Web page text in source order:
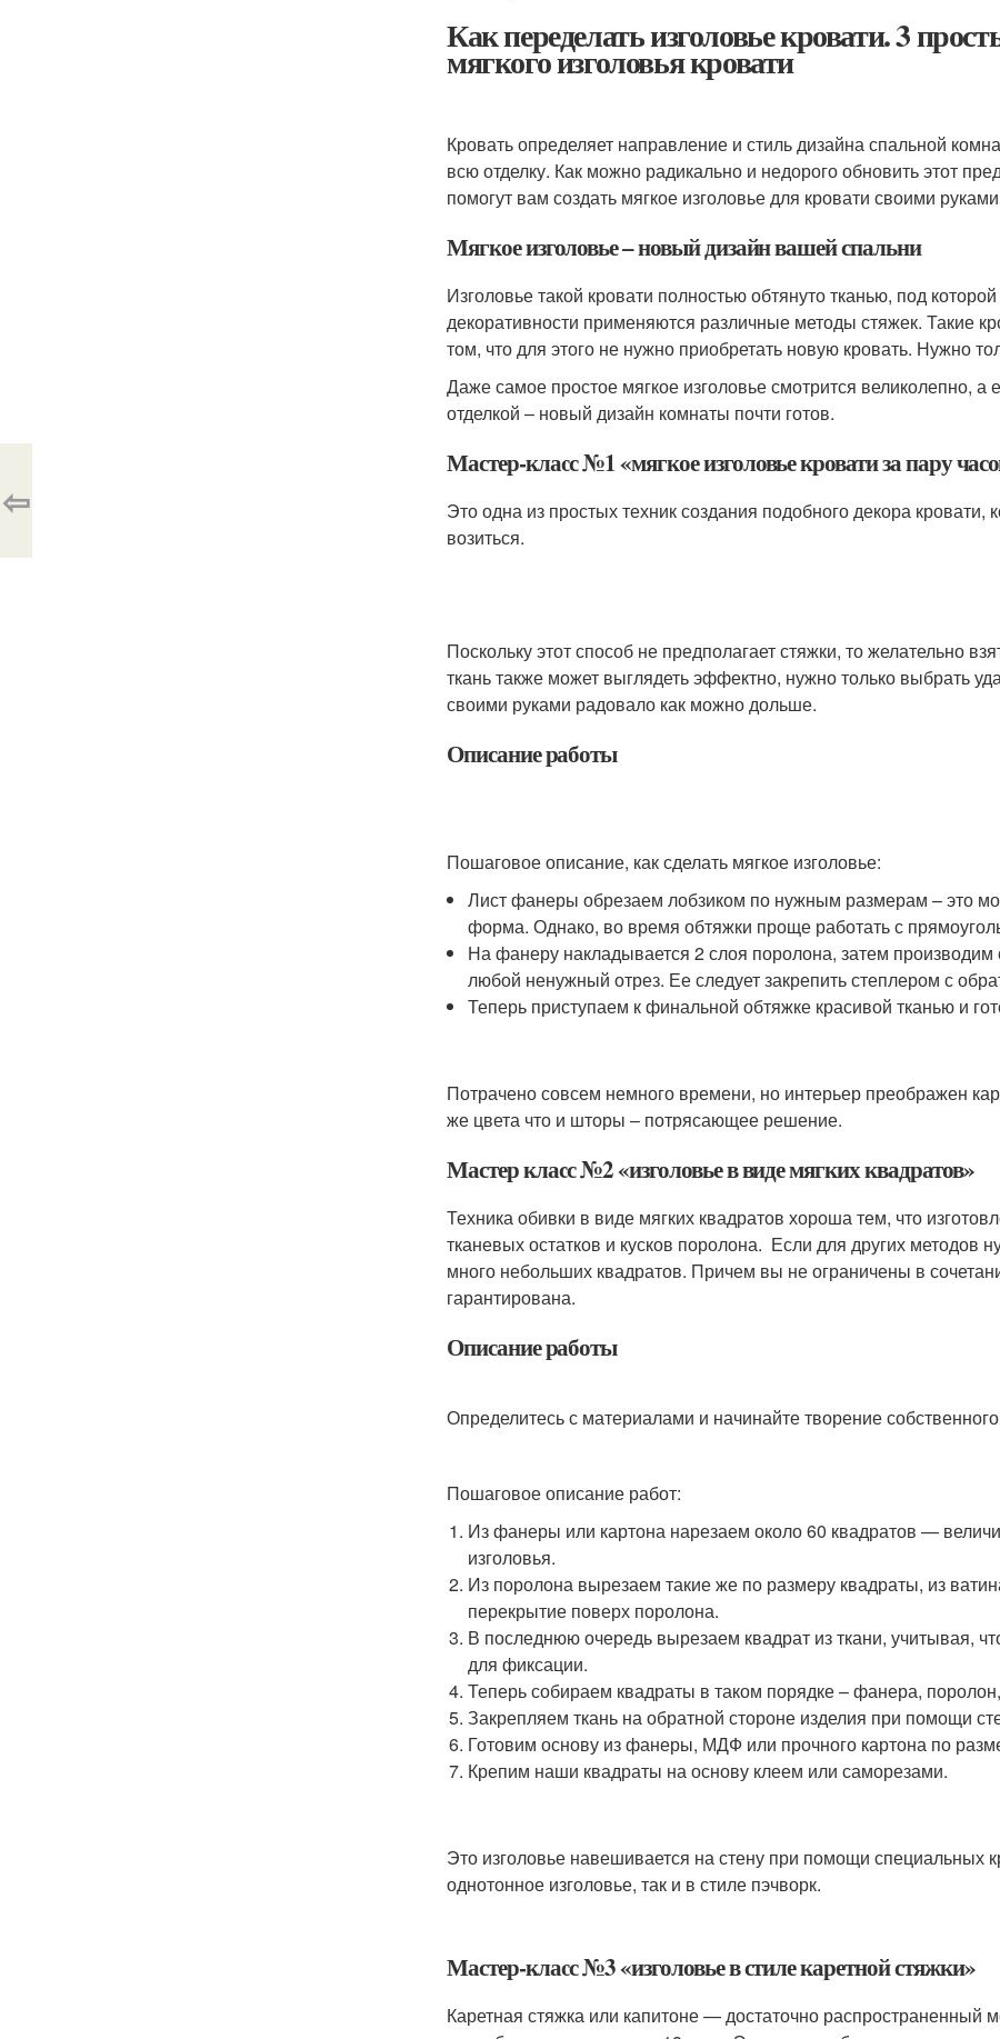
Как переделать изголовье кровати. 3
мягкого изголовья кровати
Кровать определяет направление и стиль дизайна спальной
всю отделку. Как можно радикально и недорого обновить этот
помогут вам создать мягкое изголовье для кровати своими
Мягкое изголовье – новый дизайн вашей спальни
Изголовье такой кровати полностью обтянуто тканью, под
декоративности применяются различные методы стяжек. Такие
том, что для этого не нужно приобретать новую кровать. Нужно
Даже самое простое мягкое изголовье смотрится великолепно, а
отделкой – новый дизайн комнаты почти готов.
Мастер-класс №1 «мягкое изголовье кровати за пару
Это одна из простых техник создания подобного декора кровати,
возиться.
Поскольку этот способ не предполагает стяжки, то желательно
ткань также может выглядеть эффектно, нужно только выбрать
своими руками радовало как можно дольше.
Описание работы
Пошаговое описание, как сделать мягкое изголовье:
Лист фанеры обрезаем лобзиком по нужным размерам – это
форма. Однако, во время обтяжки проще работать с
На фанеру накладывается 2 слоя поролона, затем
любой ненужный отрез. Ее следует закрепить степлером с
Теперь приступаем к финальной обтяжке красивой тканью и
Потрачено совсем немного времени, но интерьер преображен
же цвета что и шторы – потрясающее решение.
Мастер класс №2 «изголовье в виде мягких квадратов»
Техника обивки в виде мягких квадратов хороша тем, что
тканевых остатков и кусков поролона. Если для других методов
много небольших квадратов. Причем вы не ограничены в
гарантирована.
Описание работы
Определитесь с материалами и начинайте творение
Пошаговое описание работ:
Из фанеры или картона нарезаем около 60 квадратов —
изголовья.
Из поролона вырезаем такие же по размеру квадраты, из
перекрытие поверх поролона.
В последнюю очередь вырезаем квадрат из ткани, учитывая,
для фиксации.
Теперь собираем квадраты в таком порядке – фанера,
Закрепляем ткань на обратной стороне изделия при помощи
Готовим основу из фанеры, МДФ или прочного картона по
Крепим наши квадраты на основу клеем или саморезами.
Это изголовье навешивается на стену при помощи специальных
однотонное изголовье, так и в стиле пэчворк.
Мастер-класс №3 «изголовье в стиле каретной стяжки»
Каретная стяжка или капитоне — достаточно распространенный
⇦